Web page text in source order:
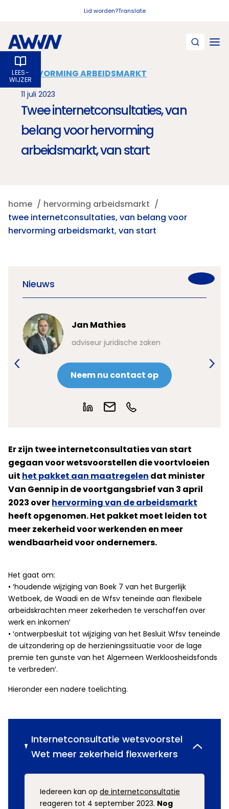
Lid worden?Translate
HERVORMING ARBEIDSMARKT
11 juli 2023
Twee internetconsultaties, van
belang voor hervorming
arbeidsmarkt, van start
home
hervorming arbeidsmarkt
twee internetconsultaties, van belang voor
hervorming arbeidsmarkt, van start
LEES­
WIJZER
Nieuws
Jan Mathies
adviseur juridische zaken
Neem nu contact op
Er zijn twee internetconsultaties van start
gegaan voor wetsvoorstellen die voortvloeien
uit het pakket aan maatregelen dat minister
Van Gennip in de voortgangsbrief van 3 april
2023 overhervorming van de arbeidsmarkt
heeft opgenomen. Het pakket moet leiden tot
meer zekerheid voor werkenden en meer
wendbaarheid voor ondernemers.
Het gaat om:
• ′houdende wijziging van Boek 7 van het Burgerlijk
Wetboek, de Waadi en de Wfsv teneinde aan flexibele
arbeidskrachten meer zekerheden te verschaffen over
werk en inkomen′
• ′ontwerpbesluit tot wijziging van het Besluit Wfsv teneinde
de uitzondering op de herzieningssituatie voor de lage
premie ten gunste van het Algemeen Werkloosheidsfonds
te verbreden′.
Hieronder een nadere toelichting.
Internetconsultatie wetsvoorstel
Wet meer zekerheid flexwerkers
Iedereen kan op de internetconsultatie
reageren tot 4 september 2023. Nog